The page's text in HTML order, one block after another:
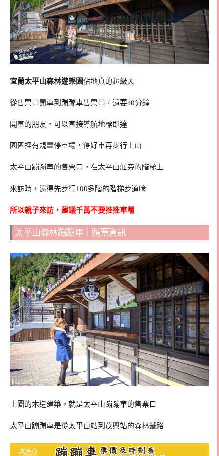
宜蘭太平山森林遊樂園佔地真的超級大
從售票口開車到蹦蹦車售票口，還要40分鐘
開車的朋友，可以直接導航地標即達
園區裡有規畫停車場，停好車再步行上山
太平山蹦蹦車的售票口，在太平山莊旁的階梯上
來訪時，還得先步行100多階的階梯步道唷
所以親子來訪，建議千萬不要推推車嘿
太平山森林蹦蹦車｜購票資訊
上圖的木造建築，就是太平山蹦蹦車的售票口
太平山蹦蹦車是從太平山站到茂興站的森林鐵路